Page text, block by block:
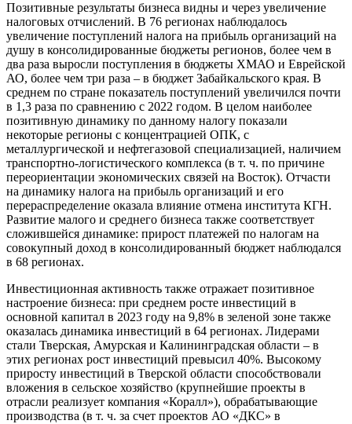
Позитивные результаты бизнеса видны и через увеличение
налоговых отчислений. В 76 регионах наблюдалось
увеличение поступлений налога на прибыль организаций на
душу в консолидированные бюджеты регионов, более чем в
два раза выросли поступления в бюджеты ХМАО и Еврейской
АО, более чем три раза – в бюджет Забайкальского края. В
среднем по стране показатель поступлений увеличился почти
в 1,3 раза по сравнению с 2022 годом. В целом наиболее
позитивную динамику по данному налогу показали
некоторые регионы с концентрацией ОПК, с
металлургической и нефтегазовой специализацией, наличием
транспортно-логистического комплекса (в т. ч. по причине
переориентации экономических связей на Восток). Отчасти
на динамику налога на прибыль организаций и его
перераспределение оказала влияние отмена института КГН.
Развитие малого и среднего бизнеса также соответствует
сложившейся динамике: прирост платежей по налогам на
совокупный доход в консолидированный бюджет наблюдался
в 68 регионах.
Инвестиционная активность также отражает позитивное
настроение бизнеса: при среднем росте инвестиций в
основной капитал в 2023 году на 9,8% в зеленой зоне также
оказалась динамика инвестиций в 64 регионах. Лидерами
стали Тверская, Амурская и Калининградская области – в
этих регионах рост инвестиций превысил 40%. Высокому
приросту инвестиций в Тверской области способствовали
вложения в сельское хозяйство (крупнейшие проекты в
отрасли реализует компания «Коралл»), обрабатывающие
производства (в т. ч. за счет проектов АО «ДКС» в